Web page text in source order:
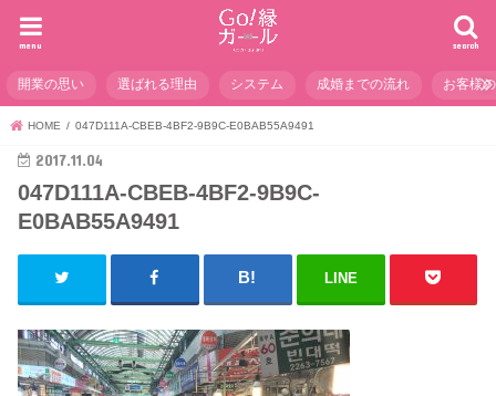
search
menu
開業の思い 選ばれる理由 システム 成婚までの流れ お客様
HOME 047D111A-CBEB-4BF2-9B9C-E0BAB55A9491
2017.11.04
047D111A-CBEB-4BF2-9B9C-
E0BAB55A9491
LINE